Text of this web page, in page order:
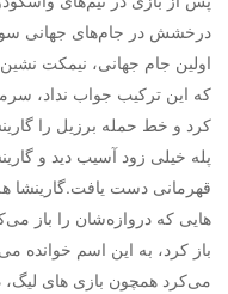
درخشش در جام‌های جهانی
اولین جا‌م جها‌نی، نیمکت
که این ترکیب جواب نداد،
کرد و خط حمله برزیل را
پله خیلی زود آسیب دید و
قهرمانی دست یافت.گارینشا
هایی که دروازه‌شان را باز
باز کرد، به این اسم